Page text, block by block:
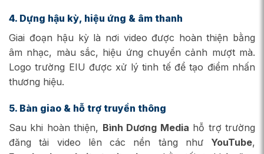
4. Dựng hậu kỳ, hiệu ứng & âm thanh
Giai đoạn hậu kỳ là nơi video được hoàn thiện bằng
âm nhạc, màu sắc, hiệu ứng chuyển cảnh mượt mà.
Logo trường EIU được xử lý tinh tế để tạo điểm nhấn
thương hiệu.
5. Bàn giao & hỗ trợ truyền thông
Sau khi hoàn thiện, Bình Dương Media hỗ trợ trường
đăng tải video lên các nền tảng như YouTube,